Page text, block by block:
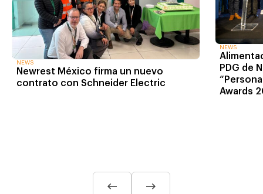
NEWS
Newrest México firma un nuevo
contrato con Schneider Electric
NEWS
PDG de
Awards